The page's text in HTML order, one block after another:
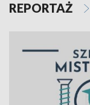
REPORTAŻ